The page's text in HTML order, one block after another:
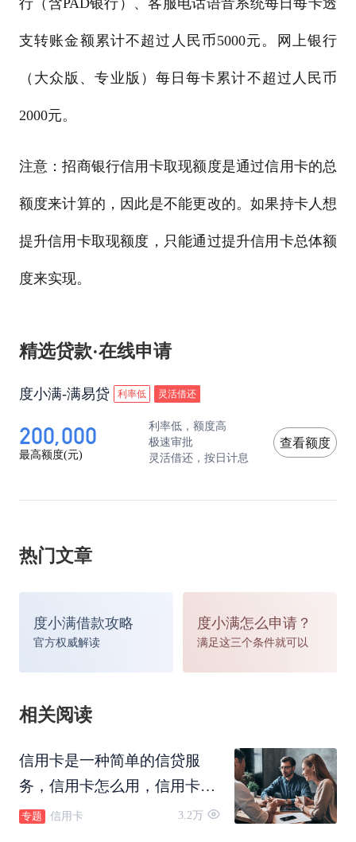
行（含PAD银行）、客服电话语音系统每日每卡透
支转账金额累计不超过人民币5000元。网上银行
（大众版、专业版）每日每卡累计不超过人民币
2000元。
注意：招商银行信用卡取现额度是通过信用卡的总
额度来计算的，因此是不能更改的。如果持卡人想
提升信用卡取现额度，只能通过提升信用卡总体额
度来实现。
精选贷款·在线申请
度小满-满易贷 利率低 灵活借还
200,000
最高额度(元)
利率低，额度高
极速审批
灵活借还，按日计息
查看额度
热门文章
度小满借款攻略
官方权威解读
度小满怎么申请？
满足这三个条件就可以
相关阅读
信用卡是一种简单的信贷服
务，信用卡怎么用，信用卡怎
么还款，信用卡可以转账吗，
专题 信用卡 3.2万